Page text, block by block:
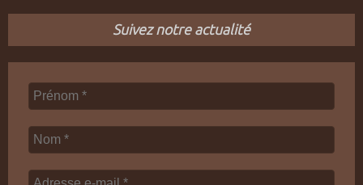
Suivez notre actualité